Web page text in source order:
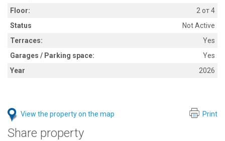
Floor:
2 от 4
Status
Not Active
Terraces:
Yes
Garages / Parking space:
Yes
Year
2026
View the property on the map Print
Share property